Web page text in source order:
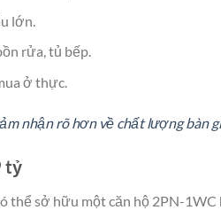
lớn.
rửa, tủ bếp.
ở thực.
nhận rõ hơn về chất lượng bàn
tỷ
thể sở hữu một căn hộ 2PN-